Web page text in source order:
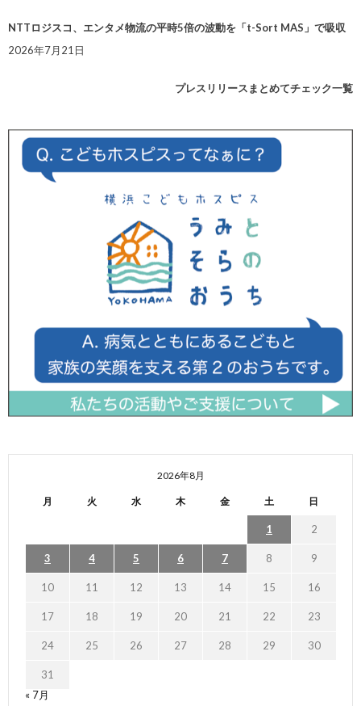
NTTロジスコ、エンタメ物流の平時5倍の波動を「t-Sort MAS」で吸収
2026年7月21日
プレスリリースまとめてチェック一覧
2026年8月
月 火 水 木 金 土 日
1 2
3 4 5 6 7 8 9
10 11 12 13 14 15 16
17 18 19 20 21 22 23
24 25 26 27 28 29 30
31
« 7月